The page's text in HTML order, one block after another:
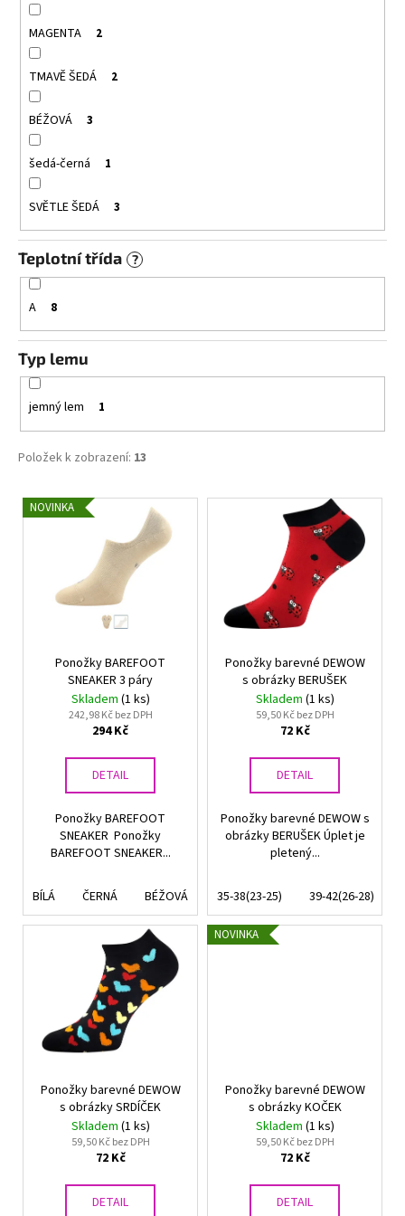
MAGENTA 2
TMAVĚ ŠEDÁ 2
BÉŽOVÁ 3
šedá-černá 1
SVĚTLE ŠEDÁ 3
Teplotní třída ?
A 8
Typ lemu
jemný lem 1
Položek k zobrazení: 13
VNOVINKA
Ponožky BAREFOOT
SNEAKER 3 páry
Skladem (1 ks)
242,98 Kč bez DPH
294 Kč
DETAIL
Ponožky BAREFOOT
SNEAKER Ponožky
BAREFOOT SNEAKER...
BÍLÁ ČERNÁ BÉŽOVÁ
Ponožky barevné DEWOW
s obrázky BERUŠEK
Skladem (1 ks)
59,50 Kč bez DPH
72 Kč
DETAIL
Ponožky barevné DEWOW s
obrázky BERUŠEK Úplet je
pletený...
35-38(23-25) 39-42(26-28)
Ponožky barevné DEWOW
s obrázky SRDÍČEK
Skladem (1 ks)
59,50 Kč bez DPH
72 Kč
DETAIL
NOVINKA
Ponožky barevné DEWOW
s obrázky KOČEK
Skladem (1 ks)
59,50 Kč bez DPH
72 Kč
DETAIL